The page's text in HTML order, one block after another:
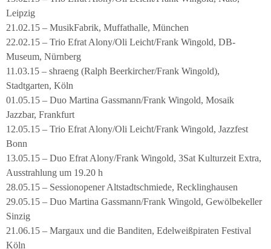
Leipzig
21.02.15 – MusikFabrik, Muffathalle, München
22.02.15 – Trio Efrat Alony/Oli Leicht/Frank Wingold, DB-
Museum, Nürnberg
11.03.15 – shraeng (Ralph Beerkircher/Frank Wingold),
Stadtgarten, Köln
01.05.15 – Duo Martina Gassmann/Frank Wingold, Mosaik
Jazzbar, Frankfurt
12.05.15 – Trio Efrat Alony/Oli Leicht/Frank Wingold, Jazzfest
Bonn
13.05.15 – Duo Efrat Alony/Frank Wingold, 3Sat Kulturzeit Extra,
Ausstrahlung um 19.20 h
28.05.15 – Sessionopener Altstadtschmiede, Recklinghausen
29.05.15 – Duo Martina Gassmann/Frank Wingold, Gewölbekeller
Sinzig
21.06.15 – Margaux und die Banditen, Edelweißpiraten Festival
Köln